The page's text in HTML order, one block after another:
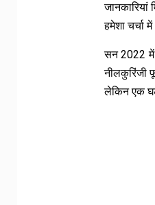
हमेशा चर्चा
सन 2022 में
नीलकुरिंजी
लेकिन एक